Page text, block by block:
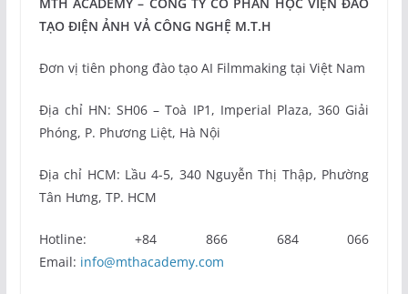
TẠO ĐIỆN ẢNH VẢ CÔNG NGHỆ M.T.H
Đơn vị tiên phong đào tạo AI Filmmaking tại Việt Nam
Địa chỉ HN: SH06 – Toà IP1, Imperial Plaza, 360 Giải
Phóng, P. Phương Liệt, Hà Nội
Địa chỉ HCM: Lầu 4-5, 340 Nguyễn Thị Thập, Phường
Tân Hưng, TP. HCM
Hotline: +84 866 684 066
Email: info@mthacademy.com